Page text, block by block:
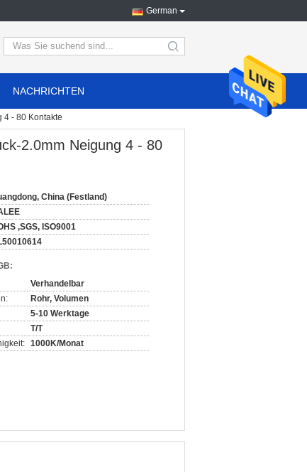
German
search
NACHRICHTEN
4 - 80 Kontakte
2.0mm Neigung 4 - 80
China (Festland)
,SGS, ISO9001
Verhandelbar
Rohr, Volumen
5-10 Werktage
T/T
1000K/Monat